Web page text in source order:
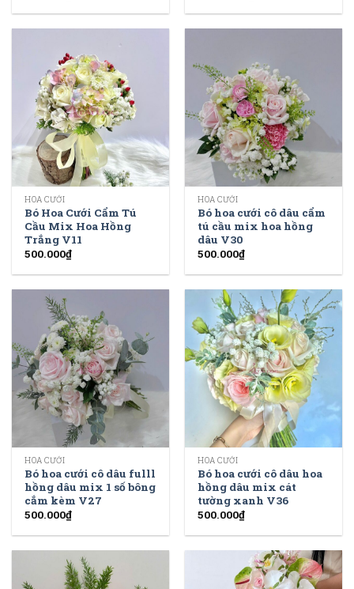
HOA CƯỚI
Bó Hoa Cưới Cẩm Tú
Cầu Mix Hoa Hồng
Trắng V11
500.000₫
HOA CƯỚI
Bó hoa cưới cô dâu cẩm
tú cầu mix hoa hồng
dâu V30
500.000₫
HOA CƯỚI
Bó hoa cưới cô dâu fulll
hồng dâu mix 1 số bông
cắm kèm V27
500.000₫
HOA CƯỚI
Bó hoa cưới cô dâu hoa
hồng dâu mix cát
tường xanh V36
500.000₫